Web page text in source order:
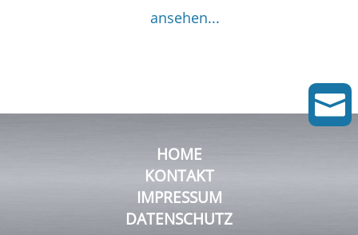
ansehen...
HOME
KONTAKT
IMPRESSUM
DATENSCHUTZ
